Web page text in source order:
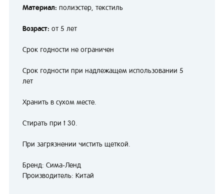
Материал: полиэстер, текстиль
Возраст: от 5 лет
Срок годности не ограничен
Срок годности при надлежащем использовании 5
лет
Хранить в сухом месте.
Стирать при t 30.
При загрязнении чистить щеткой.
Бренд: Сима-Ленд
Производитель: Китай